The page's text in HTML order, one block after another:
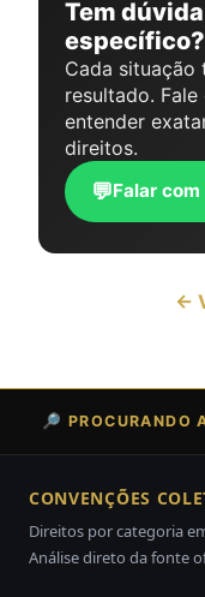
Tem
específico?
Cada situação
resultado.
entender
direitos.
💬Falar
←
🔎 PROCURANDO
CONVENÇÕES
Direitos por categoria
Análise direto da fonte